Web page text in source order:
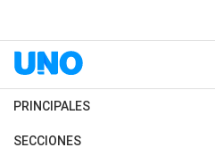
PRINCIPALES
Últimas Noticias
SECCIONES